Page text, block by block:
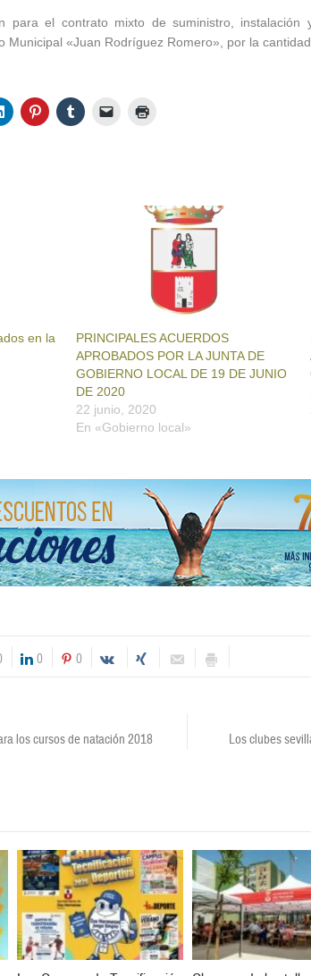
para el contrato mixto de suministro,
Municipal «Juan Rodríguez Romero», por la
en la
PRINCIPALES ACUERDOS
APROBADOS POR LA JUNTA DE
GOBIERNO LOCAL DE 19 DE JUNIO
DE 2020
22 junio, 2020
En «Gobierno local»
0 0
los cursos de natación 2018
Los clubes